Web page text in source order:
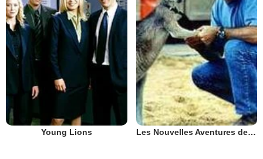
Young Lions Les Nouvelles Aventures de Skippy